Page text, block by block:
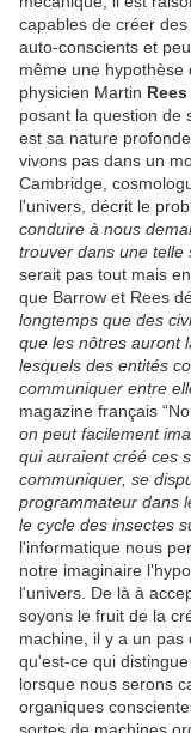
capables de créer
auto-conscients et
même une hypothèse
physicien Martin Rees
posant la question de
est sa nature
vivons pas dans un
Cambridge,
l'univers, décrit le
conduire à nous
trouver dans une telle
serait pas tout mais
que Barrow et Rees
longtemps que des
que les nôtres auront
lesquels des entités
communiquer entre
magazine français
on peut facilement
qui auraient créé ces
communiquer, se
programmateur dans
le cycle des insectes
l'informatique nous
notre imaginaire
l'univers. De là à
soyons le fruit de la
machine, il y a un pas
qu'est-ce qui
lorsque nous serons
organiques